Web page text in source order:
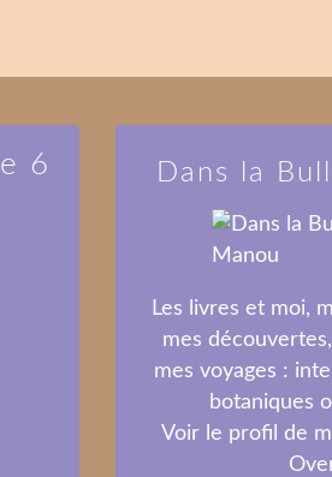
6 Dans la
Les livres et moi,
mes
mes voyages :
botaniques
Voir le profil de